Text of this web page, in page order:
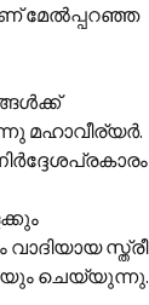
മേൽപ്പറഞ്ഞ
മഹാവീര്യർ.
സ്ത്രീ
ചെയ്യുന്നു.